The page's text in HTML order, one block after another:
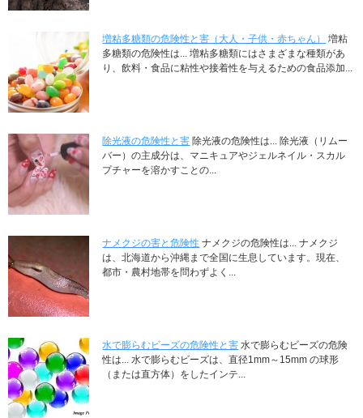
増粘多糖類の危険性と害（大人・子供・赤ちゃん）
増粘
多糖類の危険性は... 増粘多糖類にはさまざまな種類があ
り、飲料・食品に粘性や接着性を与えるための食品添加...
除光液の危険性と害 除光液の危険性は... 除光液（リムー
バー）の主成分は、マニキュアやジェルネイル・スカル
プチャーを溶かすことの...
ナメクジの害と危険性 ナメクジの危険性は... ナメクジ
は、北海道から沖縄まで全国に生息しています。現在、
都市・農村地帯を問わずよく...
水で膨らむビーズの危険性と害 水で膨らむビーズの危険
性は... 水で膨らむビーズは、直径1mm～15mm の球形
（または直方体）をしたインテ...